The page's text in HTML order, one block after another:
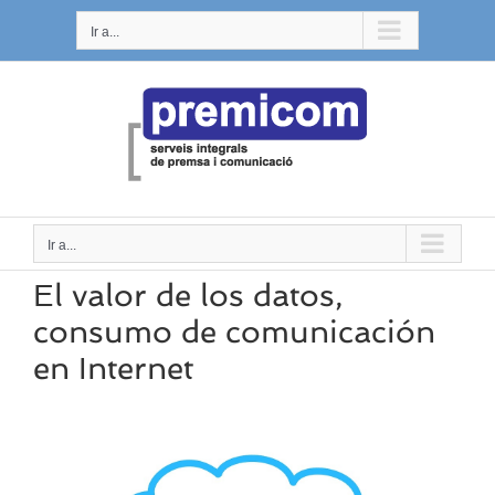
contenido
Ir a...
Ir a...
El valor de los datos,
consumo de comunicación
en Internet